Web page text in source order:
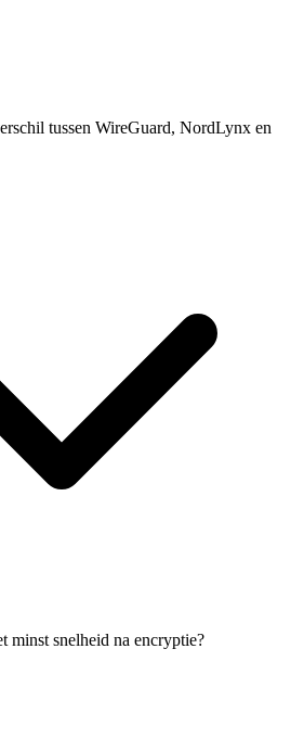
tussen WireGuard, NordLynx en
minst snelheid na encryptie?